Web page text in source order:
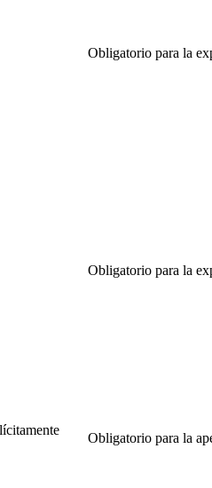
Obligatorio para la
Obligatorio para la
Obligatorio para la